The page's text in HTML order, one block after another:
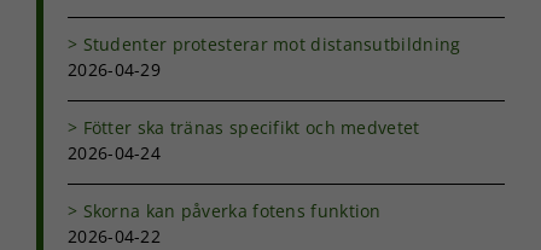
Studenter protesterar mot distansutbildning
2026-04-29
Fötter ska tränas specifikt och medvetet
2026-04-24
Skorna kan påverka fotens funktion
2026-04-22